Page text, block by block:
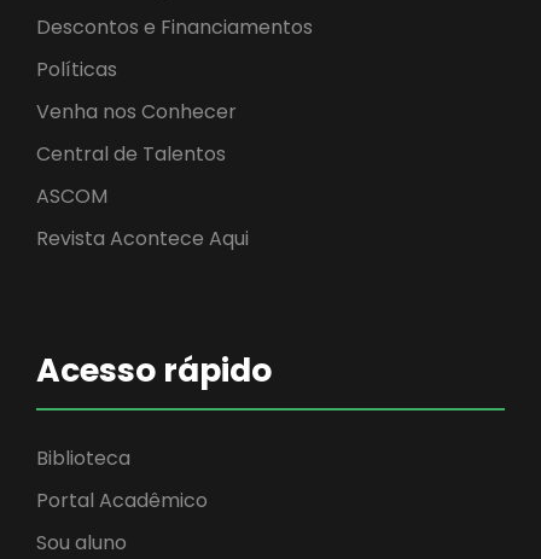
Descontos e Financiamentos
Políticas
Venha nos Conhecer
Central de Talentos
ASCOM
Revista Acontece Aqui
Acesso rápido
Biblioteca
Portal Acadêmico
Sou aluno